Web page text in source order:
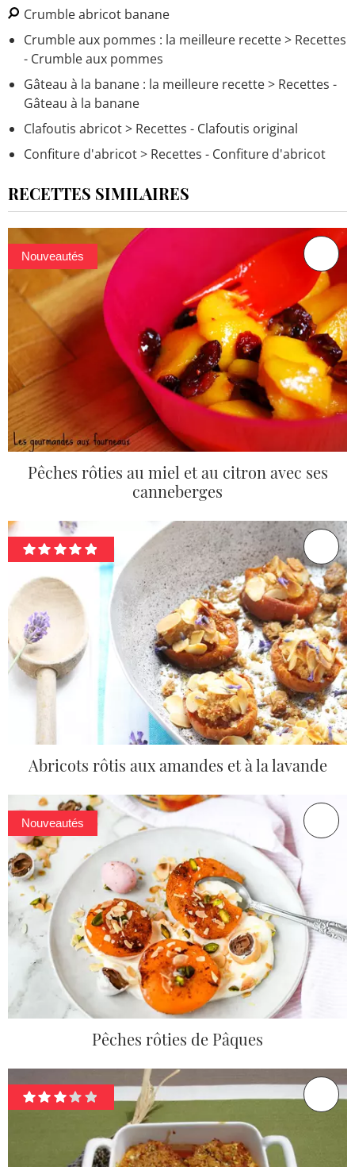
Crumble abricot banane
Crumble aux pommes : la meilleure recette> Recettes
- Crumble aux pommes
Gâteau à la banane : la meilleure recette> Recettes -
Gâteau à la banane
Clafoutis abricot> Recettes - Clafoutis original
Confiture d'abricot> Recettes - Confiture d'abricot
RECETTES SIMILAIRES
Nouveautés
Pêches rôties au miel et au citron avec ses
canneberges
Abricots rôtis aux amandes et à la lavande
Nouveautés
Pêches rôties de Pâques